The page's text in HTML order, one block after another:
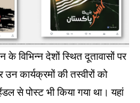
के विभिन्न देशों स्थित दूतावासों पर
कार्यक्रमों की तस्वीरों को
से पोस्ट भी किया गया था। यहां